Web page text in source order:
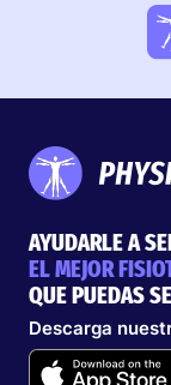
AYUDARLE A
EL MEJOR
QUE PUEDAS
Descarga